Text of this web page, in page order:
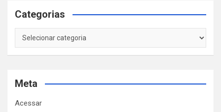
Categorias
Categorias
Meta
Acessar